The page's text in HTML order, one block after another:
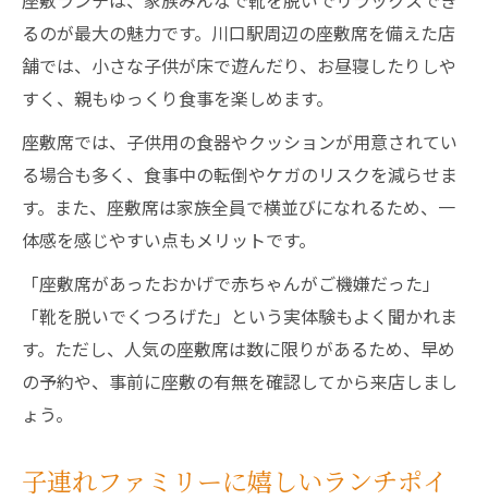
るのが最大の魅力です。川口駅周辺の座敷席を備えた店
舗では、小さな子供が床で遊んだり、お昼寝したりしや
すく、親もゆっくり食事を楽しめます。
座敷席では、子供用の食器やクッションが用意されてい
る場合も多く、食事中の転倒やケガのリスクを減らせま
す。また、座敷席は家族全員で横並びになれるため、一
体感を感じやすい点もメリットです。
「座敷席があったおかげで赤ちゃんがご機嫌だった」
「靴を脱いでくつろげた」という実体験もよく聞かれま
す。ただし、人気の座敷席は数に限りがあるため、早め
の予約や、事前に座敷の有無を確認してから来店しまし
ょう。
子連れファミリーに嬉しいランチポイ